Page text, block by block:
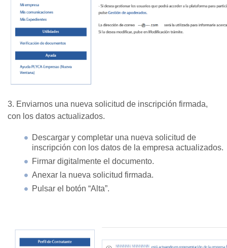
3. Enviarnos una nueva solicitud de inscripción firmada,
con los datos actualizados.
Descargar y completar una nueva solicitud de
inscripción con los datos de la empresa actualizados.
Firmar digitalmente el documento.
Anexar la nueva solicitud firmada.
Pulsar el botón “Alta”.